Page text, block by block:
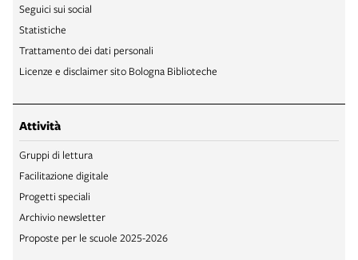
Seguici sui social
Statistiche
Trattamento dei dati personali
Licenze e disclaimer sito Bologna Biblioteche
Attività
Gruppi di lettura
Facilitazione digitale
Progetti speciali
Archivio newsletter
Proposte per le scuole 2025-2026